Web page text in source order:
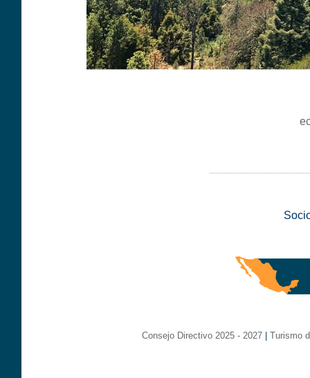
Consejo Directivo 2025 - 2027| Turismo